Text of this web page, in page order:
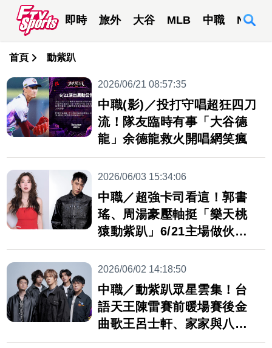
即時 旅外 大谷 MLB 中職 NBA
首頁 動紫趴
2026/06/21 08:57:35
中職(影)／投打守唱超狂四刀
流！隊友臨時有事「大谷德
龍」余德龍救火開唱網笑瘋
2026/06/03 15:34:06
中職／超強卡司看這！郭書
瑤、周湯豪壓軸挺「樂天桃
猿動紫趴」6/21主場做伙開
唱
2026/06/02 14:18:50
中職／動紫趴眾星雲集！台
語天王陳雷賽前暖場賽後金
曲歌王呂士軒、家家與八三
夭登台